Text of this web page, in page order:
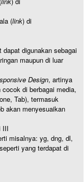
(link) di
dapat digunakan sebagai
maupun di luar
Design, artinya
di berbagai media,
Tab), termasuk
akan menyesuaikan
III
misalnya: yg, dng, dl,
yang terdapat di